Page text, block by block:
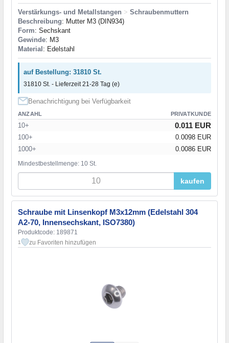
Verstärkungs- und Metallstangen > Schraubenmuttern
Beschreibung: Mutter M3 (DIN934)
Form: Sechskant
Gewinde: M3
Material : Edelstahl
auf Bestellung: 31810 St.
31810 St. - Lieferzeit 21-28 Tag (e)
Benachrichtigung bei Verfügbarkeit
ANZAHL PRIVATKUNDE
10+ 0.011 EUR
100+
0.0098 EUR
1000+
0.0086 EUR
Mindestbestellmenge: 10 St.
kaufen
Schraube mit Linsenkopf M3x12mm (Edelstahl 304
A2-70, Innensechskant, ISO7380)
Produktcode: 189871
1 zu Favoriten hinzufügen